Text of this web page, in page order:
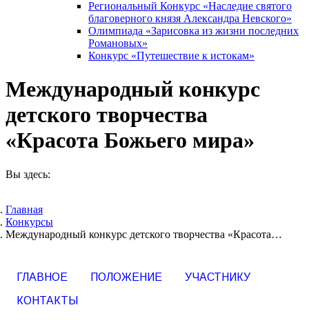
Региональный Конкурс «Наследие святого
благоверного князя Александра Невского»
Олимпиада «Зарисовка из жизни последних
Романовых»
Конкурс «Путешествие к истокам»
Международный конкурс
детского творчества
«Красота Божьего мира»
Вы здесь:
Главная
Конкурсы
Международный конкурс детского творчества «Красота…
ГЛАВНОЕ ПОЛОЖЕНИЕ
УЧАСТНИКУ
КОНТАКТЫ